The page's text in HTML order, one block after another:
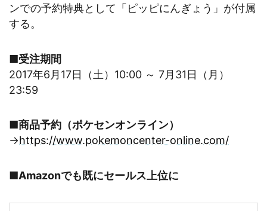
ンでの予約特典として「ピッピにんぎょう」が付属
する。
■受注期間
2017年6月17日（土）10:00 ～ 7月31日（月）
23:59
■商品予約（ポケセンオンライン）
→https://www.pokemoncenter-online.com/
■Amazonでも既にセールス上位に